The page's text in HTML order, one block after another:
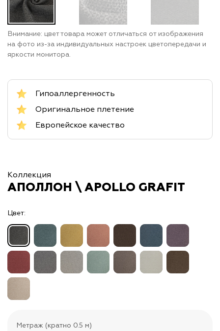
Внимание: цвет товара может отличаться от изображения
на фото из-за индивидуальных настроек цветопередачи и
яркости монитора.
Гипоаллергенность
Оригинальное плетение
Европейское качество
Коллекция
АПОЛЛОН \ APOLLO GRAFIT
Цвет:
Метраж (кратно 0.5 м)